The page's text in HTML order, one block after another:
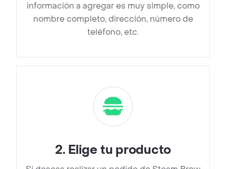
información a agregar es muy simple, como
nombre completo, dirección, número de
teléfono, etc.
2. Elige tu producto